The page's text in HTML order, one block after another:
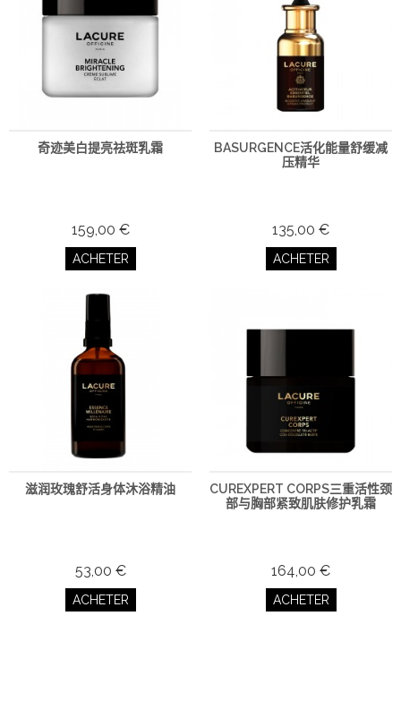
奇迹美白提亮祛斑乳霜
159,00 €
ACHETER
BASURGENCE活化能量舒缓减
压精华
135,00 €
ACHETER
滋润玫瑰舒活身体沐浴精油
53,00 €
ACHETER
CUREXPERT CORPS三重活性颈
部与胸部紧致肌肤修护乳霜
164,00 €
ACHETER